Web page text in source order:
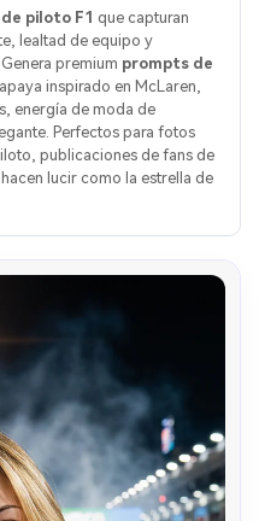
piloto F1 que capturan
lealtad de equipo y
premium prompts de
inspirado en McLaren,
energía de moda de
Perfectos para fotos
publicaciones de fans de
lucir como la estrella de